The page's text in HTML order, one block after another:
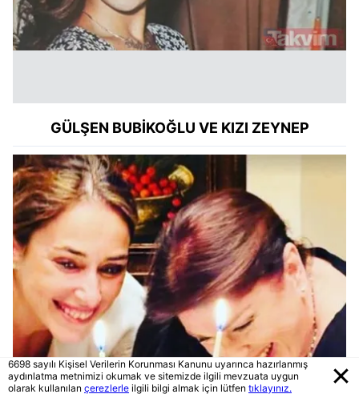
GÜLŞEN BUBİKOĞLU VE KIZI ZEYNEP
6698 sayılı Kişisel Verilerin Korunması Kanunu uyarınca hazırlanmış
aydınlatma metnimizi okumak ve sitemizde ilgili mevzuata uygun
olarak kullanılan çerezlerle ilgili bilgi almak için lütfen tıklayınız.